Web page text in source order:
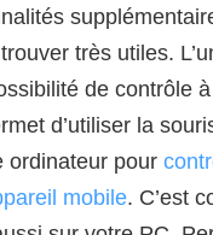
très utiles.
de contrôle
d’utiliser la
ordinateur pour
mobile. C’est